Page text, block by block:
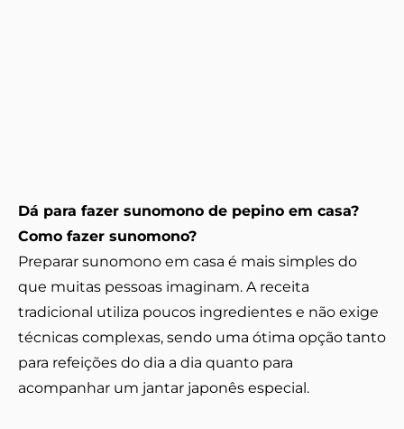
Dá para fazer sunomono de pepino em casa?
Como fazer sunomono?
Preparar sunomono em casa é mais simples do
que muitas pessoas imaginam. A receita
tradicional utiliza poucos ingredientes e não exige
técnicas complexas, sendo uma ótima opção tanto
para refeições do dia a dia quanto para
acompanhar um jantar japonês especial.